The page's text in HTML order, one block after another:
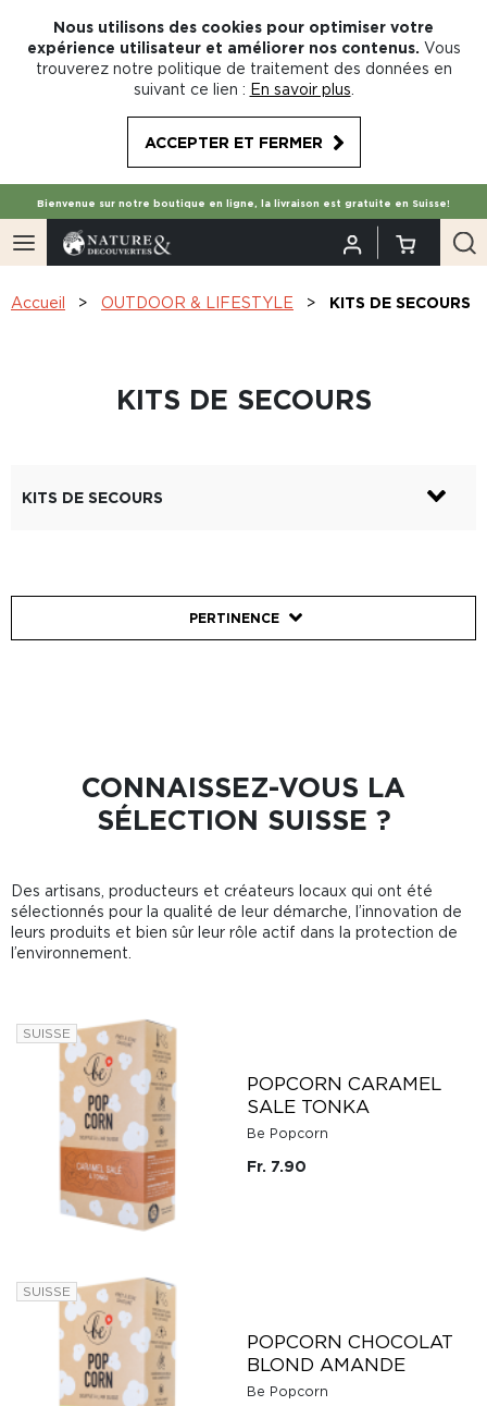
Nous utilisons des cookies pour optimiser votre
expérience utilisateur et améliorer nos contenus. Vous
trouverez notre politique de traitement des données en
suivant ce lien : En savoir plus
ACCEPTER ET FERMER
Bienvenue sur notre boutique en ligne, la livraison est gratuite en Suisse!
Accueil OUTDOOR & LIFESTYLE KITS DE SECOURS
KITS DE SECOURS
KITS DE SECOURS
PERTINENCE
CONNAISSEZ-VOUS LA
SÉLECTION SUISSE ?
Des artisans, producteurs et créateurs locaux qui ont été
sélectionnés pour la qualité de leur démarche, l’innovation de
leurs produits et bien sûr leur rôle actif dans la protection de
l’environnement.
SUISSE
POPCORN CARAMEL
SALE TONKA
Be Popcorn
Fr. 7.90
SUISSE
POPCORN CHOCOLAT
BLOND AMANDE
Be Popcorn